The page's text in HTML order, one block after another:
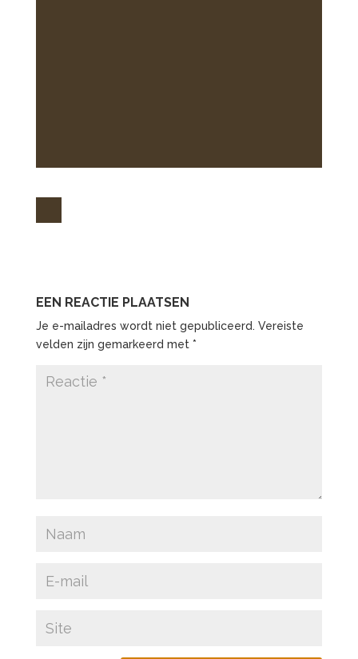
EEN REACTIE PLAATSEN
Je e-mailadres wordt niet gepubliceerd. Vereiste
velden zijn gemarkeerd met *